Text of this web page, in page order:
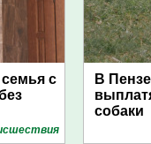
с
В
собаки